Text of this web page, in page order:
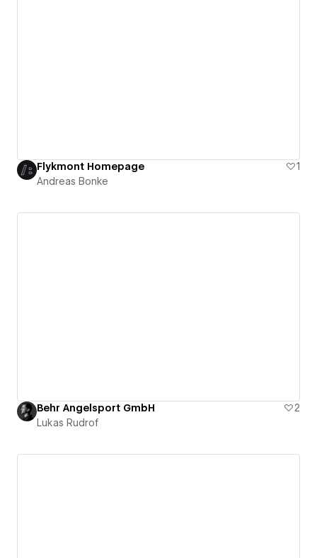
Flykmont Homepage
1
Andreas Bonke
Behr Angelsport GmbH
2
Lukas Rudrof